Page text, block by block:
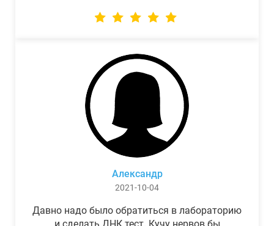
Александр
2021-10-04
Давно надо было обратиться в лабораторию